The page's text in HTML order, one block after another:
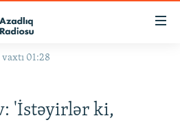
01:28
'İstəyirlər ki,